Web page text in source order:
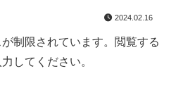
2024.02.16
制限されています。閲覧する
してください。